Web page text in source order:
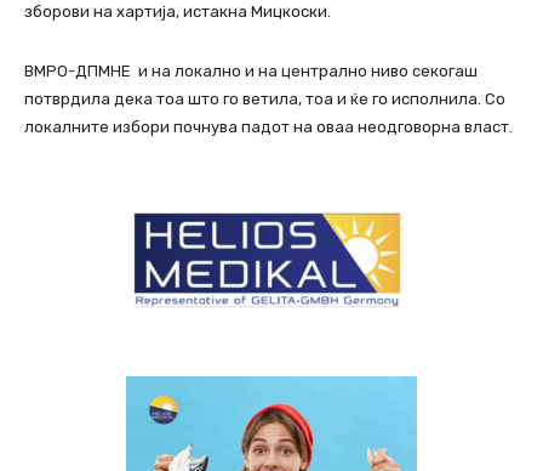
зборови на хартија, истакна Мицкоски.
ВМРО-ДПМНЕ и на локално и на централно ниво секогаш
потврдила дека тоа што го ветила, тоа и ќе го исполнила. Со
локалните избори почнува падот на оваа неодговорна власт.